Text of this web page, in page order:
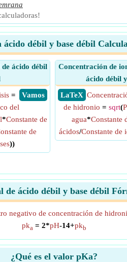
débil y base débil
ácido débil
​ Vamos
=
del
*Constante de
de
))
Concentración de
ácido débil
​ LaTeX
de hidronio = sqrt(
agua*Constante
ácidos/Constante de
de ácido débil y base débil
negativo de concentración de
pka = 2*pH-14+pkb
¿Qué es el valor pKa?